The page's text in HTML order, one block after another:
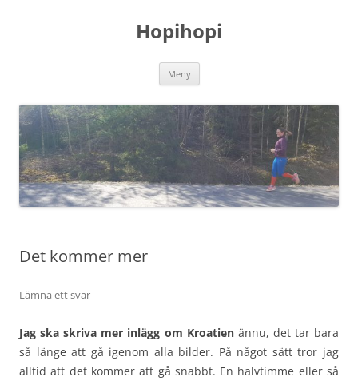
Hopihopi
Meny
Det kommer mer
Lämna ett svar
Jag ska skriva mer inlägg om Kroatienännu, det tar bara
så länge att gå igenom alla bilder. På något sätt tror jag
alltid att det kommer att gå snabbt. En halvtimme eller så